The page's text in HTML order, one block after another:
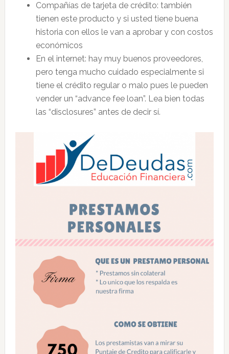
Compañías de tarjeta de crédito: también
tienen este producto y si usted tiene buena
historia con ellos le van a aprobar y con costos
económicos
En el internet: hay muy buenos proveedores,
pero tenga mucho cuidado especialmente si
tiene el crédito regular o malo pues le pueden
vender un “advance fee loan”. Lea bien todas
las “disclosures” antes de decir sí.